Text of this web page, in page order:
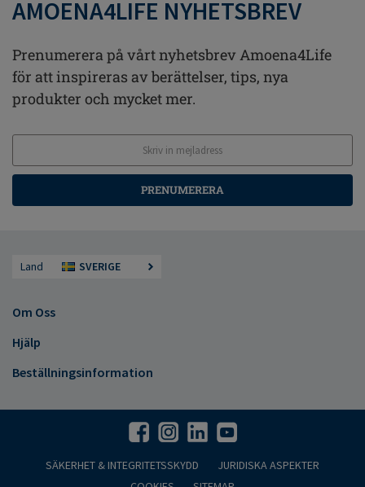
AMOENA4LIFE NYHETSBREV
Prenumerera på vårt nyhetsbrev Amoena4Life
för att inspireras av berättelser, tips, nya
produkter och mycket mer.
PRENUMERERA
Land SVERIGE
Om Oss
Hjälp
Beställningsinformation
SÄKERHET & INTEGRITETSSKYDD
JURIDISKA ASPEKTER